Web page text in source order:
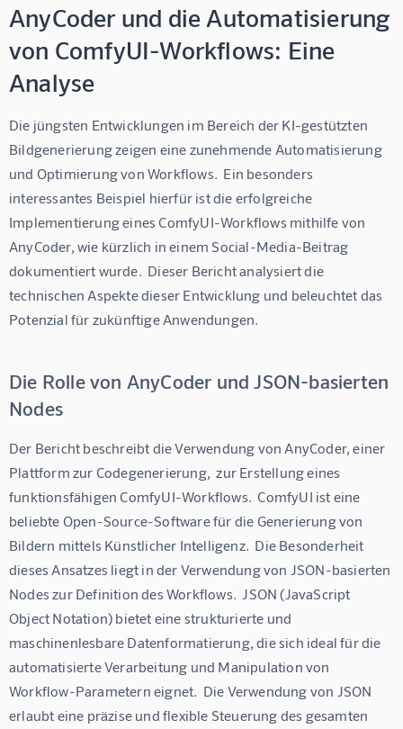
AnyCoder und die Automatisierung
von ComfyUI-Workflows: Eine
Analyse
Die jüngsten Entwicklungen im Bereich der KI-gestützten
Bildgenerierung zeigen eine zunehmende Automatisierung
und Optimierung von Workflows.  Ein besonders
interessantes Beispiel hierfür ist die erfolgreiche
Implementierung eines ComfyUI-Workflows mithilfe von
AnyCoder, wie kürzlich in einem Social-Media-Beitrag
dokumentiert wurde.  Dieser Bericht analysiert die
technischen Aspekte dieser Entwicklung und beleuchtet das
Potenzial für zukünftige Anwendungen.
Die Rolle von AnyCoder und JSON-basierten
Nodes
Der Bericht beschreibt die Verwendung von AnyCoder, einer
Plattform zur Codegenerierung,  zur Erstellung eines
funktionsfähigen ComfyUI-Workflows.  ComfyUI ist eine
beliebte Open-Source-Software für die Generierung von
Bildern mittels Künstlicher Intelligenz.  Die Besonderheit
dieses Ansatzes liegt in der Verwendung von JSON-basierten
Nodes zur Definition des Workflows.  JSON (JavaScript
Object Notation) bietet eine strukturierte und
maschinenlesbare Datenformatierung, die sich ideal für die
automatisierte Verarbeitung und Manipulation von
Workflow-Parametern eignet.  Die Verwendung von JSON
erlaubt eine präzise und flexible Steuerung des gesamten